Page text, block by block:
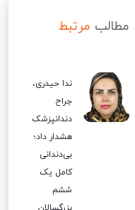
مطالب مرتبط
ندا حیدری،
جراح
دندانپزشک
هشدار داد؛
بی‌دندانی
کامل یک
ششم